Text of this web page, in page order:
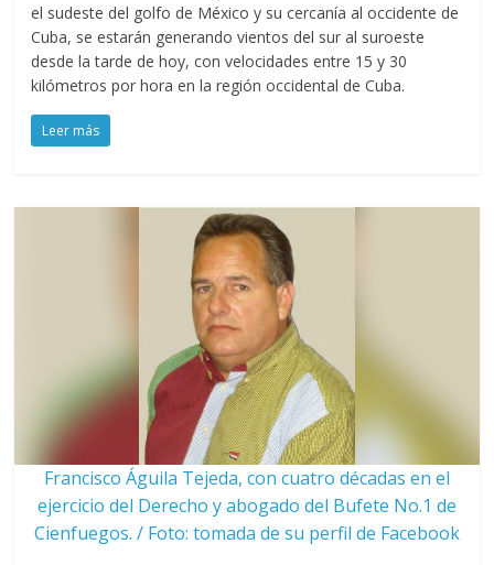
el sudeste del golfo de México y su cercanía al occidente de
Cuba, se estarán generando vientos del sur al suroeste
desde la tarde de hoy, con velocidades entre 15 y 30
kilómetros por hora en la región occidental de Cuba.
Leer más
Francisco Águila Tejeda, con cuatro décadas en el
ejercicio del Derecho y abogado del Bufete No.1 de
Cienfuegos. / Foto: tomada de su perfil de Facebook